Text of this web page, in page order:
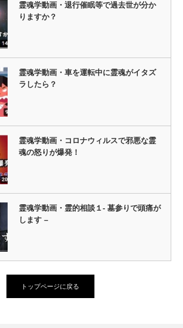
霊魂学動画・退行催眠等で過去世が分か
りますか？
霊魂学動画・車を運転中に霊魂がイタズ
ラしたら？
霊魂学動画・コロナウィルスで邪悪な霊
魂の怒りが爆発！
霊魂学動画・霊的相談１- 墓参りで頭痛が
します –
トップページに戻る